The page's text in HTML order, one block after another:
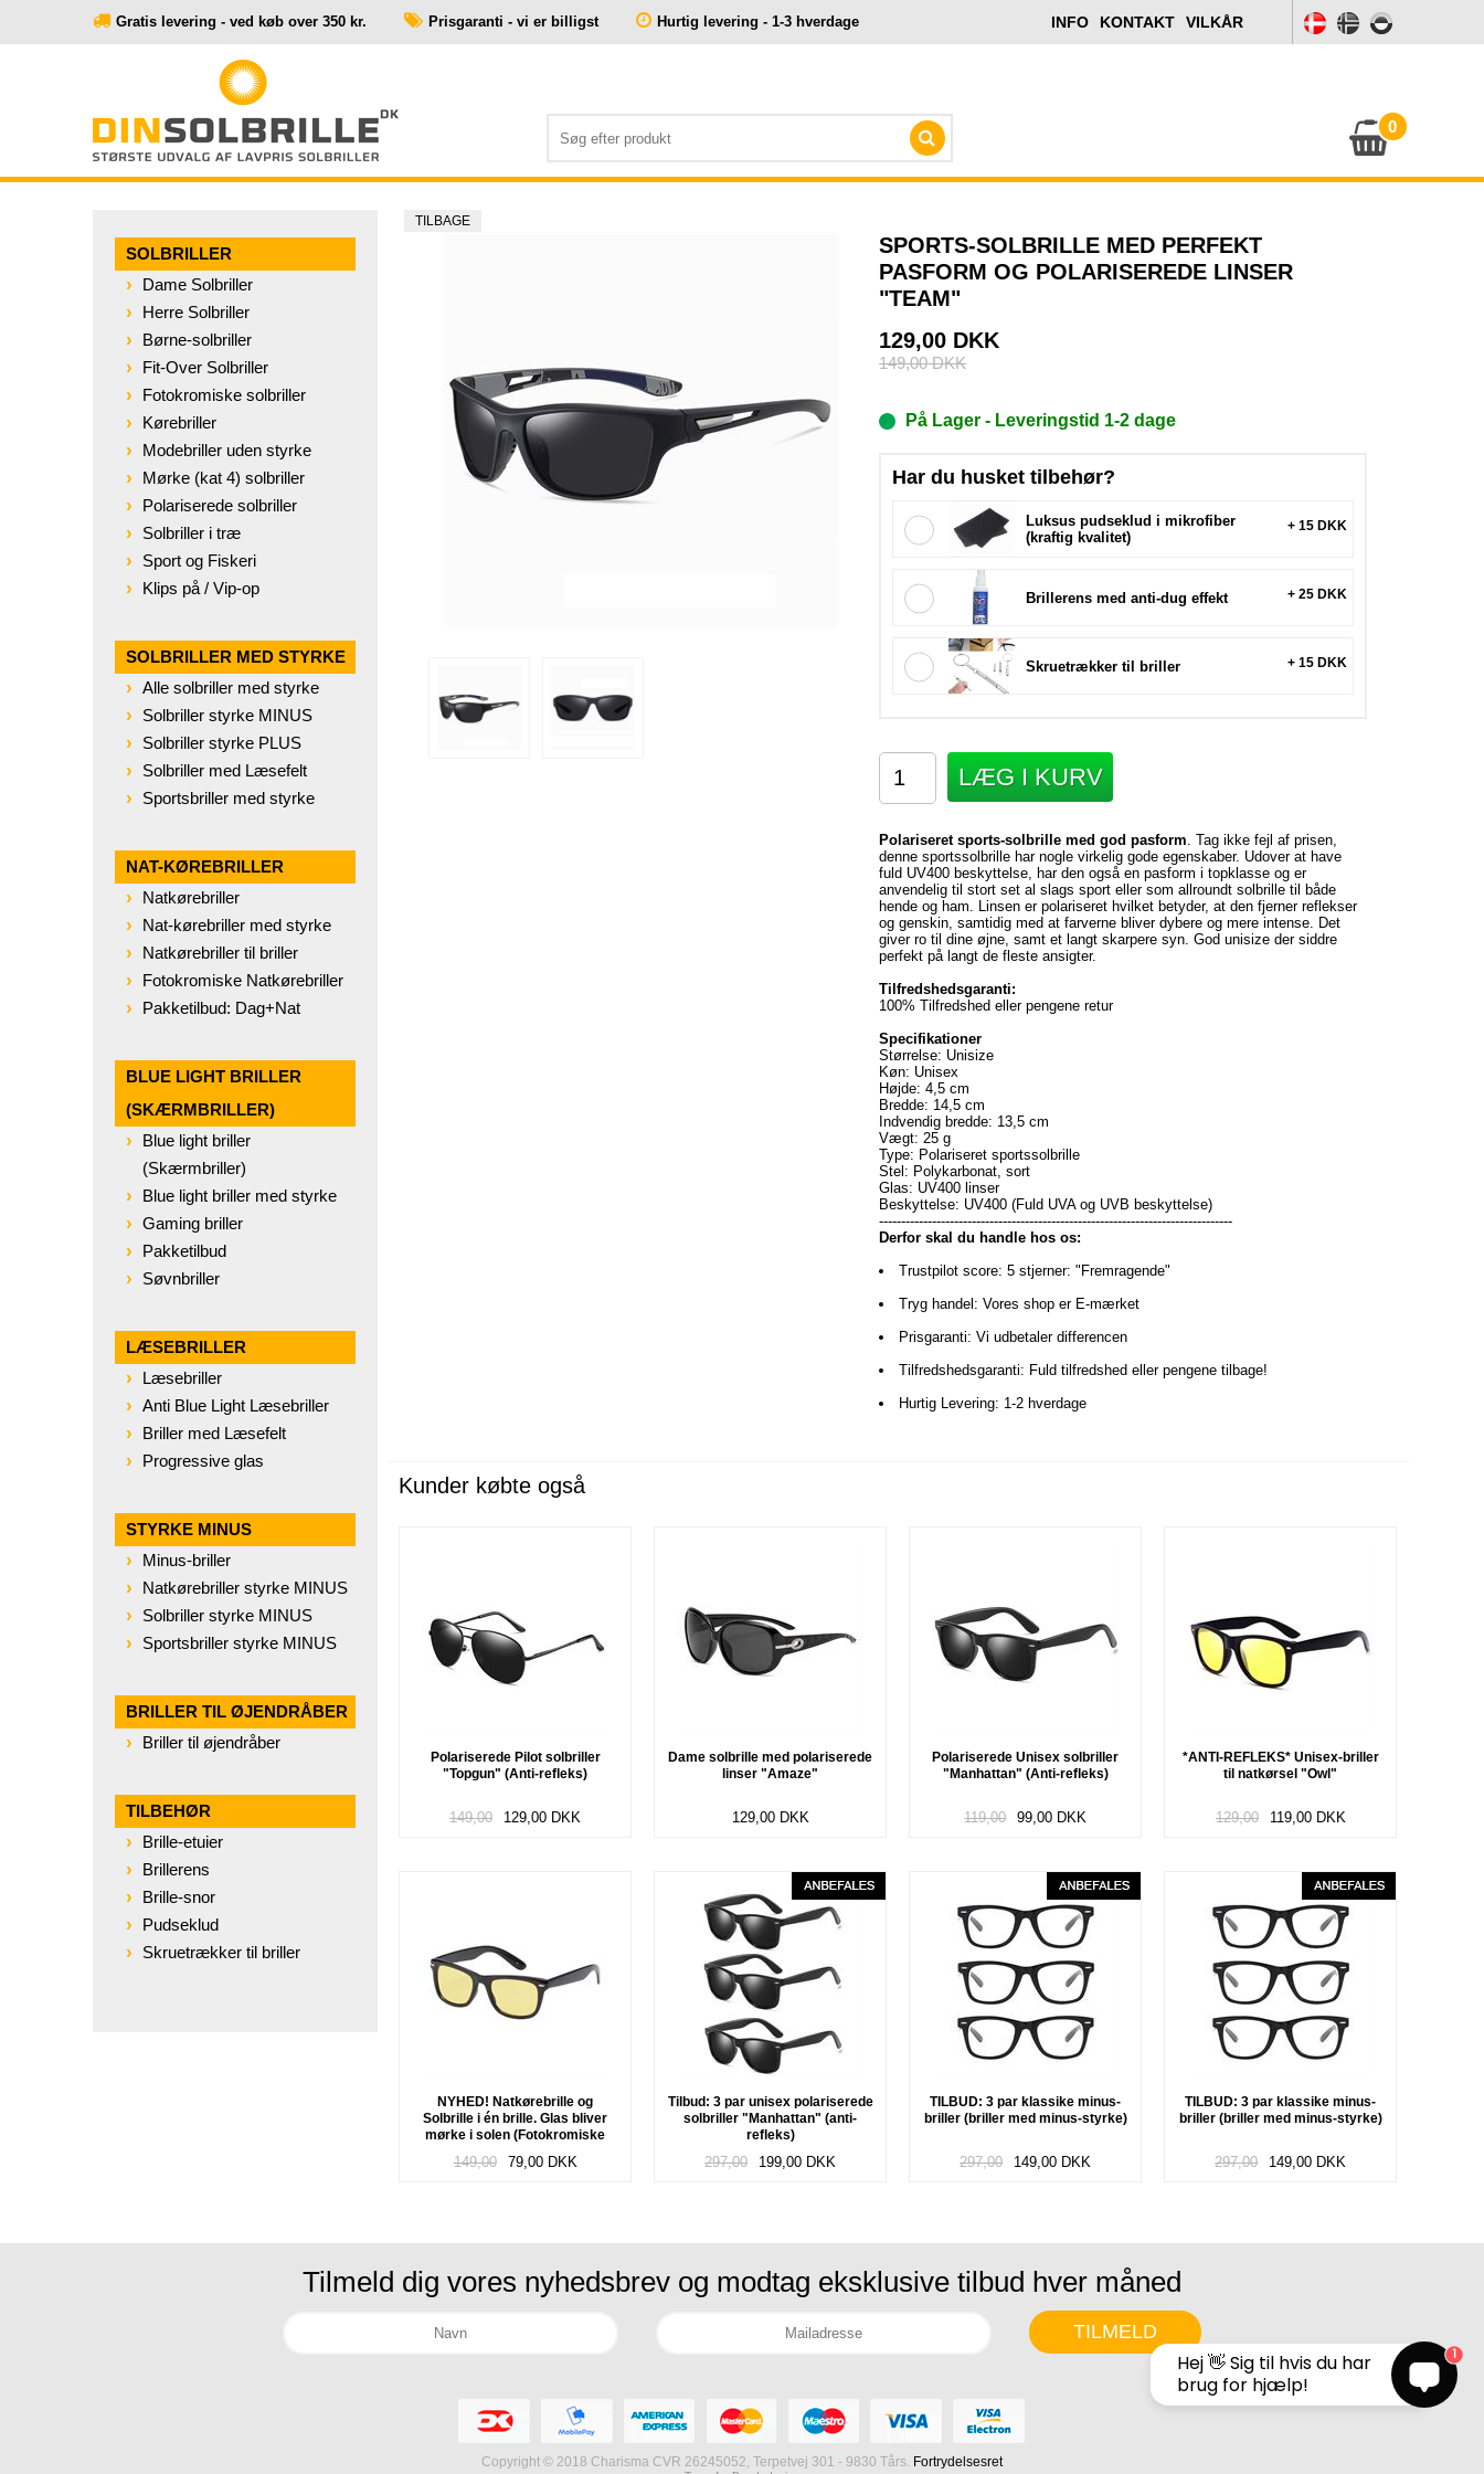
Gratis levering - ved køb over 350 kr. Prisgaranti - vi er billigst Hurtig levering - 1-3 hverdage INFO KONTAKT VILKÅR
0
SOLBRILLER
Dame Solbriller
Herre Solbriller
Børne-solbriller
Fit-Over Solbriller
Fotokromiske solbriller
Kørebriller
Modebriller uden styrke
Mørke (kat 4) solbriller
Polariserede solbriller
Solbriller i træ
Sport og Fiskeri
Klips på / Vip-op
SOLBRILLER MED STYRKE
Alle solbriller med styrke
Solbriller styrke MINUS
Solbriller styrke PLUS
Solbriller med Læsefelt
Sportsbriller med styrke
NAT-KØREBRILLER
Natkørebriller
Nat-kørebriller med styrke
Natkørebriller til briller
Fotokromiske Natkørebriller
Pakketilbud: Dag+Nat
BLUE LIGHT BRILLER
(SKÆRMBRILLER)
Blue light briller
(Skærmbriller)
Blue light briller med styrke
Gaming briller
Pakketilbud
Søvnbriller
LÆSEBRILLER
Læsebriller
Anti Blue Light Læsebriller
Briller med Læsefelt
Progressive glas
STYRKE MINUS
Minus-briller
Natkørebriller styrke MINUS
Solbriller styrke MINUS
Sportsbriller styrke MINUS
BRILLER TIL ØJENDRÅBER
Briller til øjendråber
TILBEHØR
Brille-etuier
Brillerens
Brille-snor
Pudseklud
Skruetrækker til briller
TILBAGE
SPORTS-SOLBRILLE MED PERFEKT
PASFORM OG POLARISEREDE LINSER
"TEAM"
129,00 DKK
149,00DKK
På Lager - Leveringstid 1-2 dage
Har du husket tilbehør?
Luksus pudseklud i mikrofiber
(kraftig kvalitet)
+ 15 DKK
Brillerens med anti-dug effekt + 25 DKK
Skruetrækker til briller + 15 DKK
LÆG I KURV
Polariseret sports-solbrille med god pasform. Tag ikke fejl af prisen,
denne sportssolbrille har nogle virkelig gode egenskaber. Udover at have
fuld UV400 beskyttelse, har den også en pasform i topklasse og er
anvendelig til stort set al slags sport eller som allroundt solbrille til både
hende og ham. Linsen er polariseret hvilket betyder, at den fjerner reflekser
og genskin, samtidig med at farverne bliver dybere og mere intense. Det
giver ro til dine øjne, samt et langt skarpere syn. God unisize der siddre
perfekt på langt de fleste ansigter.
Tilfredshedsgaranti:
100% Tilfredshed eller pengene retur
Specifikationer
Størrelse: Unisize
Køn: Unisex
Højde: 4,5 cm
Bredde: 14,5 cm
Indvendig bredde: 13,5 cm
Vægt: 25 g
Type: Polariseret sportssolbrille
Stel: Polykarbonat, sort
Glas: UV400 linser
Beskyttelse: UV400 (Fuld UVA og UVB beskyttelse)
--------------------------------------------------------------------------------
Derfor skal du handle hos os:
Trustpilot score: 5 stjerner: "Fremragende"
Tryg handel: Vores shop er E-mærket
Prisgaranti: Vi udbetaler differencen
Tilfredshedsgaranti: Fuld tilfredshed eller pengene tilbage!
Hurtig Levering: 1-2 hverdage
Kunder købte også
Polariserede Pilot solbriller
"Topgun" (Anti-refleks)
149,00 129,00 DKK
Dame solbrille med polariserede
linser "Amaze"
129,00 DKK
Polariserede Unisex solbriller
"Manhattan" (Anti-refleks)
119,00 99,00 DKK
*ANTI-REFLEKS* Unisex-briller
til natkørsel "Owl"
129,00 119,00 DKK
NYHED! Natkørebrille og
Solbrille i én brille. Glas bliver
mørke i solen (Fotokromiske
149,00 79,00 DKK
Tilbud: 3 par unisex polariserede
solbriller "Manhattan" (anti-
refleks)
297,00 199,00 DKK
TILBUD: 3 par klassike minus-
briller (briller med minus-styrke)
297,00 149,00 DKK
TILBUD: 3 par klassike minus-
briller (briller med minus-styrke)
297,00 149,00 DKK
Tilmeld dig vores nyhedsbrev og modtag eksklusive tilbud hver måned
Copyright © 2018 Charisma CVR 26245052, Terpetvej 301 - 9830 Tårs. Fortrydelsesret
Hej 👋 Sig til hvis du har
brug for hjælp!
1